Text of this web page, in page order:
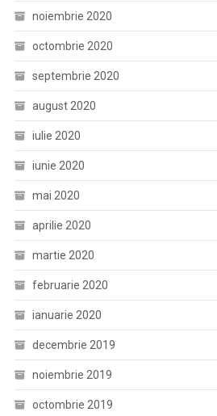
noiembrie 2020
octombrie 2020
septembrie 2020
august 2020
iulie 2020
iunie 2020
mai 2020
aprilie 2020
martie 2020
februarie 2020
ianuarie 2020
decembrie 2019
noiembrie 2019
octombrie 2019